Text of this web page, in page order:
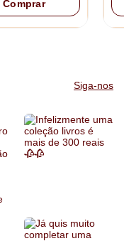
Comprar
Siga-nos